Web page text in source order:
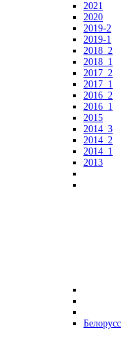
2021
2020
2019-2
2019-1
2018_2
2018_1
2017_2
2017_1
2016_2
2016_1
2015
2014_3
2014_2
2014_1
2013